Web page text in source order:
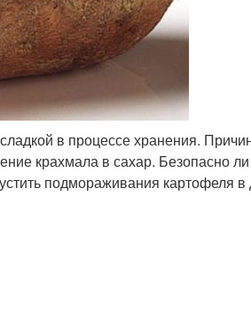
в процессе хранения.
крахмала в сахар. Безопасно ли
подмораживания картофеля